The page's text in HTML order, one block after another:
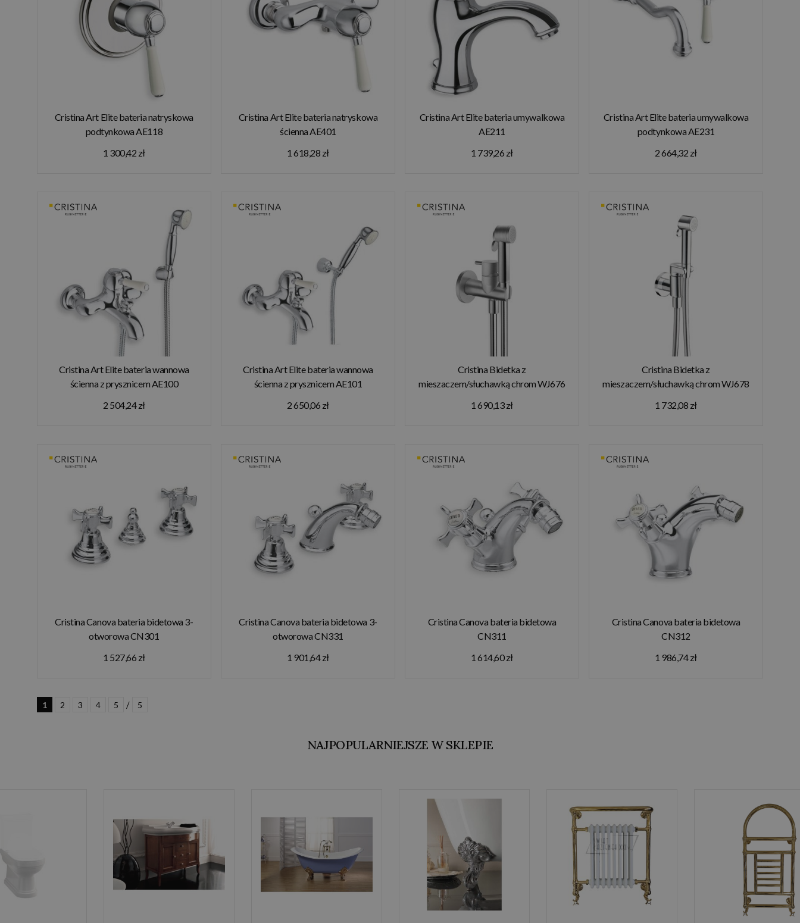
Cristina Art Elite bateria natryskowa
podtynkowa AE118
1 300,42 zł
Cristina Art Elite bateria natryskowa
ścienna AE401
1 618,28 zł
Cristina Art Elite bateria umywalkowa
AE211
1 739,26 zł
Cristina Art Elite bateria umywalkowa
podtynkowa AE231
2 664,32 zł
Cristina Art Elite bateria wannowa
ścienna z prysznicem AE100
2 504,24 zł
Cristina Art Elite bateria wannowa
ścienna z prysznicem AE101
2 650,06 zł
Cristina Bidetka z
mieszaczem/słuchawką chrom WJ676
1 690,13 zł
Cristina Bidetka z
mieszaczem/słuchawką chrom WJ678
1 732,08 zł
Cristina Canova bateria bidetowa 3-
otworowa CN301
1 527,66 zł
Cristina Canova bateria bidetowa 3-
otworowa CN331
1 901,64 zł
Cristina Canova bateria bidetowa
CN311
1 614,60 zł
Cristina Canova bateria bidetowa
CN312
1 986,74 zł
1 2 3 4 5 / 5
NAJPOPULARNIEJSZE W SKLEPIE